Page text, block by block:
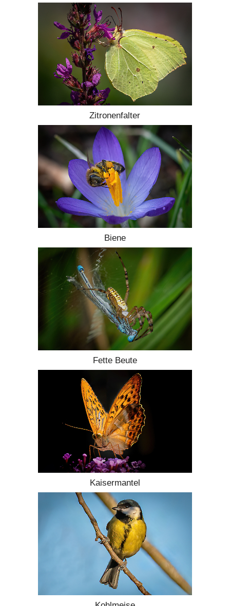
Zitronenfalter
Biene
Fette Beute
Kaisermantel